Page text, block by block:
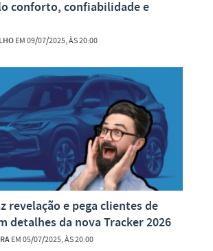
conforto, confiabilidade e
EM 09/07/2025, ÀS 20:00
revelação e pega clientes de
detalhes da nova Tracker 2026
EM 05/07/2025, ÀS 20:00